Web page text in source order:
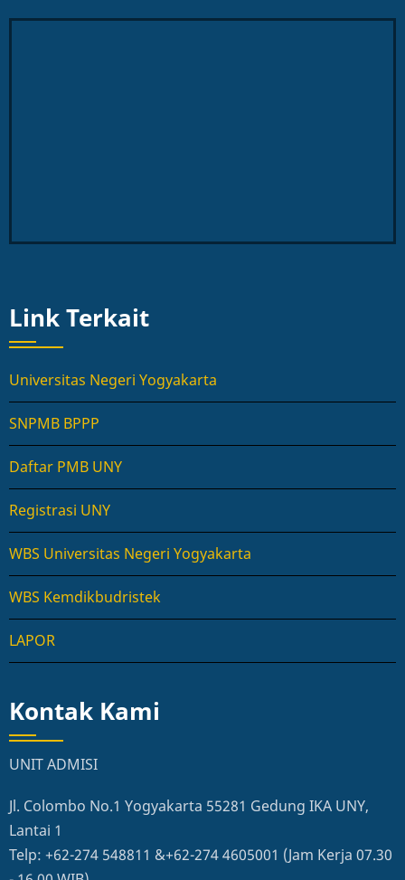
Link Terkait
Universitas Negeri Yogyakarta
SNPMB BPPP
Daftar PMB UNY
Registrasi UNY
WBS Universitas Negeri Yogyakarta
WBS Kemdikbudristek
LAPOR
Kontak Kami
UNIT ADMISI
Jl. Colombo No.1 Yogyakarta 55281 Gedung IKA UNY,
Lantai 1
Telp: +62-274 548811 &+62-274 4605001 (Jam Kerja 07.30